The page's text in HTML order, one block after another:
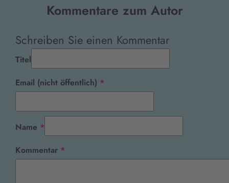
Kommentare zum Autor
Schreiben Sie einen Kommentar
Titel
Email (nicht öffentlich) *
Name *
Kommentar *